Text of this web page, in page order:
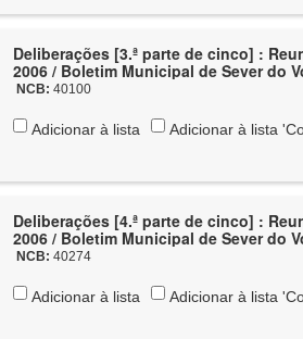
Deliberações [3.ª parte de cinco] :
2006 / Boletim Municipal de Sever do
NCB:40100
Adicionar à lista Adicionar à lista
Deliberações [4.ª parte de cinco] :
2006 / Boletim Municipal de Sever do
NCB:40274
Adicionar à lista Adicionar à lista